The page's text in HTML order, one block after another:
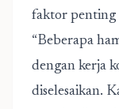
faktor penting
“Beberapa
dengan kerja
diselesaikan.